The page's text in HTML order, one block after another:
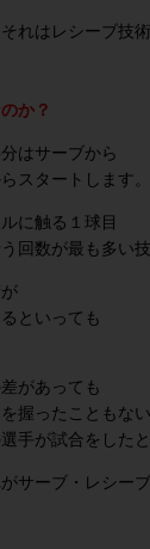
れはレシーブ技術
か？
はサーブから
スタートします。
に触る１球目
回数が最も多い技
といっても
があっても
握ったこともな
手が試合をした
サーブ・レシーブ